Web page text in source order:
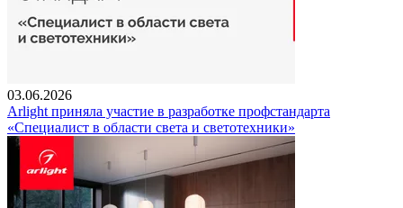
03.06.2026
Arlight приняла участие в разработке профстандарта
«Специалист в области света и светотехники»